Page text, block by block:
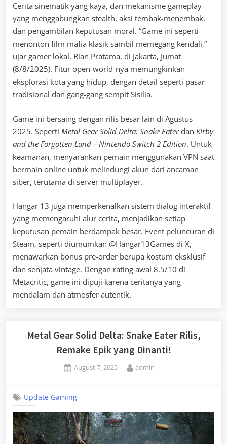
Cerita sinematik yang kaya, dan mekanisme gameplay
yang menggabungkan stealth, aksi tembak-menembak,
dan pengambilan keputusan moral. “Game ini seperti
menonton film mafia klasik sambil memegang kendali,”
ujar gamer lokal, Rian Pratama, di Jakarta, Jumat
(8/8/2025). Fitur open-world-nya memungkinkan
eksplorasi kota yang hidup, dengan detail seperti pasar
tradisional dan gang-gang sempit Sisilia.
Game ini bersaing dengan rilis besar lain di Agustus
2025. Seperti Metal Gear Solid Delta: Snake Eaterdan Kirby
and the Forgotten Land – Nintendo Switch 2 Edition. Untuk
keamanan, menyarankan pemain menggunakan VPN saat
bermain online untuk melindungi akun dari ancaman
siber, terutama di server multiplayer.
Hangar 13 juga memperkenalkan sistem dialog interaktif
yang memengaruhi alur cerita, menjadikan setiap
keputusan pemain berdampak besar. Event peluncuran di
Steam, seperti diumumkan @Hangar13Games di X,
menawarkan bonus pre-order berupa kostum eksklusif
dan senjata vintage. Dengan rating awal 8.5/10 di
Metacritic, game ini dipuji karena ceritanya yang
mendalam dan atmosfer autentik.
Metal Gear Solid Delta: Snake Eater Rilis,
Remake Epik yang Dinanti!
Posted
August 7, 2025 By
admin
Update Gaming